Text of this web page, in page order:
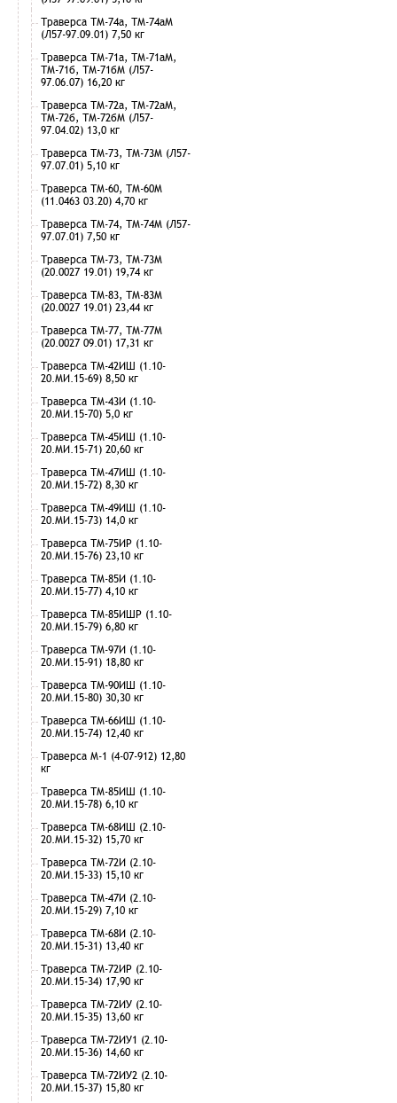
Траверса ТМ-74а, ТМ-74аМ
(Л57-97.09.01) 7,50 кг
Траверса ТМ-71а, ТМ-71аМ,
ТМ-71б, ТМ-71бМ (Л57-
97.06.07) 16,20 кг
Траверса ТМ-72а, ТМ-72аМ,
ТМ-72б, ТМ-72бМ (Л57-
97.04.02) 13,0 кг
Траверса ТМ-73, ТМ-73М (Л57-
97.07.01) 5,10 кг
Траверса ТМ-60, ТМ-60М
(11.0463 03.20) 4,70 кг
Траверса ТМ-74, ТМ-74М (Л57-
97.07.01) 7,50 кг
Траверса ТМ-73, ТМ-73М
(20.0027 19.01) 19,74 кг
Траверса ТМ-83, ТМ-83М
(20.0027 19.01) 23,44 кг
Траверса ТМ-77, ТМ-77М
(20.0027 09.01) 17,31 кг
Траверса ТМ-42ИШ (1.10-
20.МИ.15-69) 8,50 кг
Траверса ТМ-43И (1.10-
20.МИ.15-70) 5,0 кг
Траверса ТМ-45ИШ (1.10-
20.МИ.15-71) 20,60 кг
Траверса ТМ-47ИШ (1.10-
20.МИ.15-72) 8,30 кг
Траверса ТМ-49ИШ (1.10-
20.МИ.15-73) 14,0 кг
Траверса ТМ-75ИР (1.10-
20.МИ.15-76) 23,10 кг
Траверса ТМ-85И (1.10-
20.МИ.15-77) 4,10 кг
Траверса ТМ-85ИШР (1.10-
20.МИ.15-79) 6,80 кг
Траверса ТМ-97И (1.10-
20.МИ.15-91) 18,80 кг
Траверса ТМ-90ИШ (1.10-
20.МИ.15-80) 30,30 кг
Траверса ТМ-66ИШ (1.10-
20.МИ.15-74) 12,40 кг
Траверса М-1 (4-07-912) 12,80
кг
Траверса ТМ-85ИШ (1.10-
20.МИ.15-78) 6,10 кг
Траверса ТМ-68ИШ (2.10-
20.МИ.15-32) 15,70 кг
Траверса ТМ-72И (2.10-
20.МИ.15-33) 15,10 кг
Траверса ТМ-47И (2.10-
20.МИ.15-29) 7,10 кг
Траверса ТМ-68И (2.10-
20.МИ.15-31) 13,40 кг
Траверса ТМ-72ИР (2.10-
20.МИ.15-34) 17,90 кг
Траверса ТМ-72ИУ (2.10-
20.МИ.15-35) 13,60 кг
Траверса ТМ-72ИУ1 (2.10-
20.МИ.15-36) 14,60 кг
Траверса ТМ-72ИУ2 (2.10-
20.МИ.15-37) 15,80 кг